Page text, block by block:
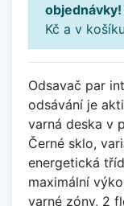
objednávky!
Kč a v
Odsavač par
odsávání je
varná deska v
Černé sklo,
energetická
maximální
varné zóny, 2